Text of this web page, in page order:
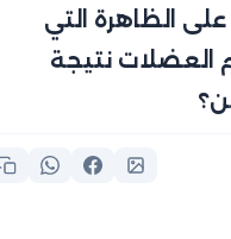
الظاهرة التي
العضلات نتيجة